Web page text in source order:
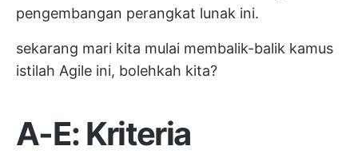
pengembangan perangkat lunak ini.
sekarang mari kita mulai membalik-balik kamus
istilah Agile ini, bolehkah kita?
A-E: Kriteria